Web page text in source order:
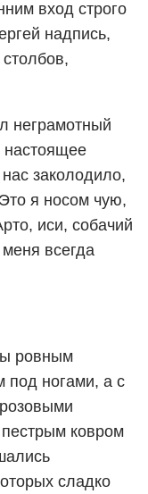
вход строго
надпись,
неграмотный
заколодило,
я носом чую,
иси, собачий
всегда
ровным
под ногами, а с
ковром
сладко